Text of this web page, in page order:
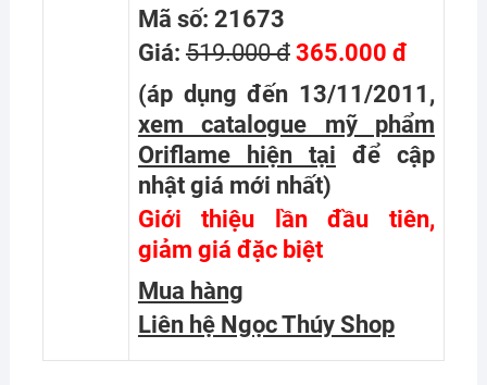
Mã số: 21673
Giá: 519.000 đ365.000 đ
(áp dụng đến 13/11/2011,
xem catalogue mỹ phẩm
Oriflame hiện tại
để cập
nhật giá mới nhất)
Giới thiệu lần đầu tiên,
giảm giá đặc biệt
Mua hàng
Liên hệ Ngọc Thúy Shop